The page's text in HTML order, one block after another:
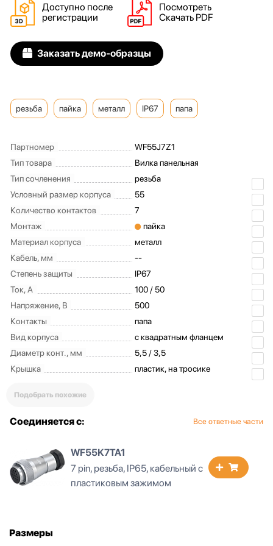
Доступно после
регистрации
Посмотреть
Скачать PDF
Заказать демо-образцы
резьба пайка металл IP67 папа
Партномер
WF55J7Z1
Тип товара
Вилка панельная
Тип сочленения
резьба
Условный размер корпуса
55
Количество контактов
7
Монтаж
пайка
Материал корпуса
металл
Кабель, мм
--
Степень защиты
IP67
Ток, А
100 / 50
Напряжение, В
500
Контакты
папа
Вид корпуса
с квадратным фланцем
Диаметр конт., мм
5,5 / 3,5
Крышка
пластик, на тросике
Подобрать похожие
Соединяется с: Все ответные части
WF55K7TA1
7 pin, резьба, IP65, кабельный с
пластиковым зажимом
Размеры